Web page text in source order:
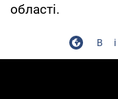
області.